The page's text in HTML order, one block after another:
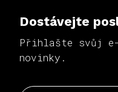
Dostávejte
Přihlašte svůj
novinky.